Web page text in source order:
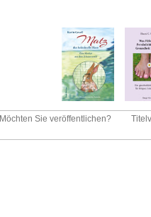
Möchten Sie veröffentlichen?